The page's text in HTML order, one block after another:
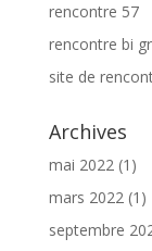
rencontre 57
rencontre bi
site de
Archives
mai 2022(1)
mars 2022(1)
septembre